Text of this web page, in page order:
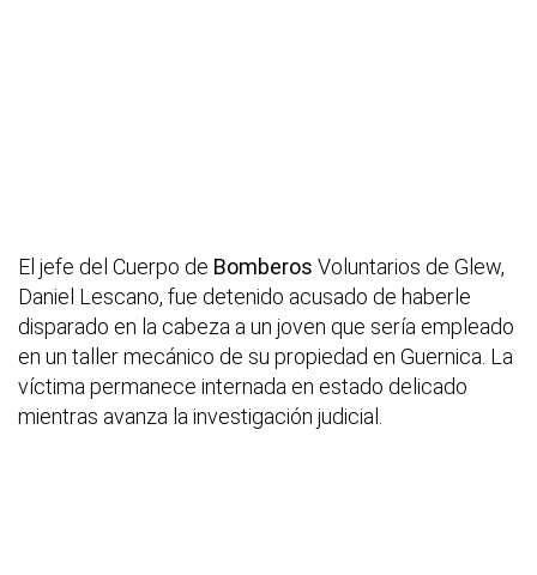
El jefe del Cuerpo de Bomberos Voluntarios de Glew,
Daniel Lescano, fue detenido acusado de haberle
disparado en la cabeza a un joven que sería empleado
en un taller mecánico de su propiedad en Guernica. La
víctima permanece internada en estado delicado
mientras avanza la investigación judicial.